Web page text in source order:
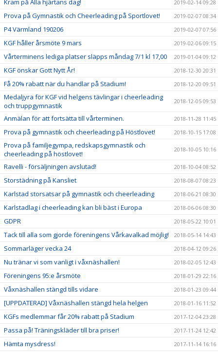
Kram på Alla hjärtans dag! 2019-02-14 09:28
Prova på Gymnastik och Cheerleading på Sportlovet! 2019-02-07 08:34
P4 Värmland 190206 2019-02-07 07:56
KGF håller årsmöte 9 mars 2019-02-06 09:15
Vårterminens lediga platser släpps måndag 7/1 kl 17,00 2019-01-04 09:12
KGF önskar Gott Nytt År! 2018-12-30 20:31
Få 20% rabatt när du handlar på Stadium! 2018-12-20 09:51
Medaljyra för KGF vid helgens tävlingar i cheerleading
och truppgymnastik
2018-12-05 09:53
Anmälan för att fortsätta till vårterminen. 2018-11-28 11:45
Prova på gymnastik och cheerleading på Höstlovet! 2018-10-15 17:08
Prova på familjegympa, redskapsgymnastik och
cheerleading på höstlovet!
2018-10-05 10:16
Ravelli - försäljningen avslutad! 2018-10-04 08:52
Storstädning på Kansliet 2018-08-07 08:23
Karlstad storsatsar på gymnastik och cheerleading 2018-06-21 08:30
Karlstadlag i cheerleading kan bli bäst i Europa 2018-06-06 08:30
GDPR 2018-05-22 10:01
Tack till alla som gjorde föreningens Vårkavalkad möjlig! 2018-05-14 14:43
Sommarläger vecka 24 2018-04-12 09:26
Nu tränar vi som vanligt i våxnäshallen! 2018-02-05 12:43
Föreningens 95:e årsmöte 2018-01-29 22:16
Våxnäshallen stängd tills vidare 2018-01-23 09:44
[UPPDATERAD] Våxnäshallen stängd hela helgen 2018-01-16 11:52
KGFs medlemmar får 20% rabatt på Stadium 2017-12-04 23:28
Passa på! Träningskläder till bra priser! 2017-11-24 12:42
Hämta mysdress! 2017-11-14 16:16